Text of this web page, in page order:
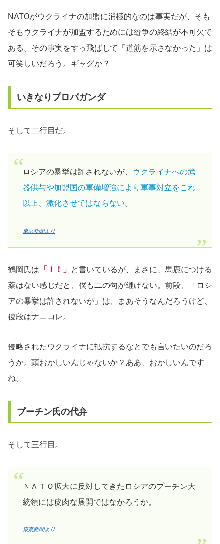
NATOがウクライナの加盟に消極的なのは事実だが、そも
そもウクライナが加盟するためには紛争の終結が不可欠で
ある。その事実をすっ飛ばして「道筋を示さなかった」は
可笑しいだろう。ギャグか？
いきなりプロパガンダ
そして二行目だ。
ロシアの暴挙は許されないが、
ウクライナへの武
器供与や加盟国の軍備増強により軍事対立をこれ
以上、激化させてはならない。
東京新聞より
鶴岡氏は 「！！」 と書いているが、まさに、馬鹿につける
薬はない感じだと、僕も二の句が継げない。前段、「ロシ
アの暴挙は許されないが」は、まあそうなんだろうけど、
後段はナニコレ。
侵略されたウクライナに抵抗するなとでも言いたいのだろ
うか。頭おかしいんじゃないか？ああ、おかしいんです
ね。
プーチン氏の代弁
そして三行目。
ＮＡＴＯ拡大に反対してきたロシアのプーチン大
統領には皮肉な展開ではなかろうか。
東京新聞より